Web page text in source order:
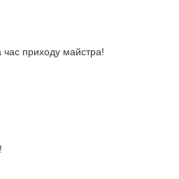
час приходу майстра!